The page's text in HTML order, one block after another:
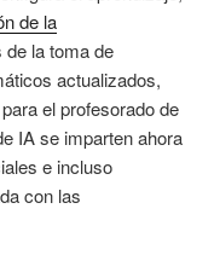
de la
de la toma de
actualizados,
el profesorado de
IA se imparten ahora
e incluso
con las